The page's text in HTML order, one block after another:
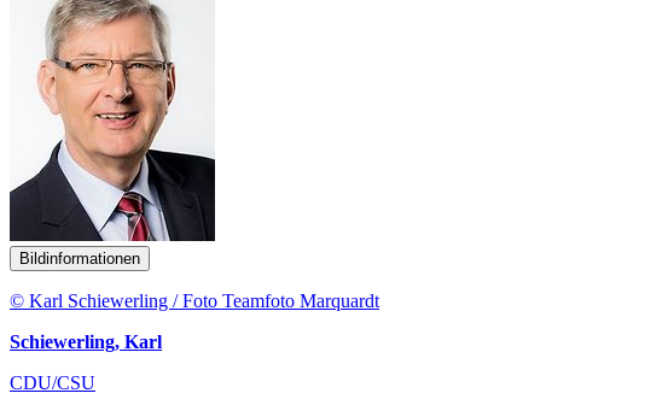
Bildinformationen
© Karl Schiewerling / Foto Teamfoto Marquardt
Schiewerling, Karl
CDU/CSU